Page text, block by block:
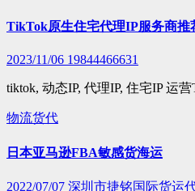
TikTok原生住宅代理IP服务商推
2023/11/06 19844466631
tiktok, 动态IP, 代理IP, 住宅IP 运
物流货代
日本亚马逊FBA敏感货海运
2022/07/07 深圳市捷铭国际货运